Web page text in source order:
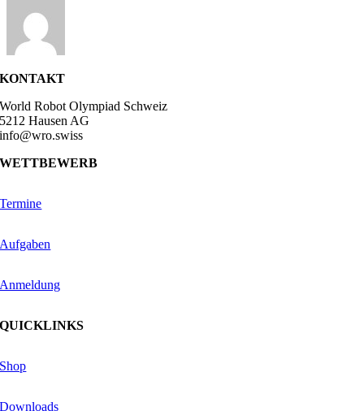
KONTAKT
World Robot Olympiad Schweiz
5212 Hausen AG
info@wro.swiss
WETTBEWERB
Termine
Aufgaben
Anmeldung
QUICKLINKS
Shop
Downloads